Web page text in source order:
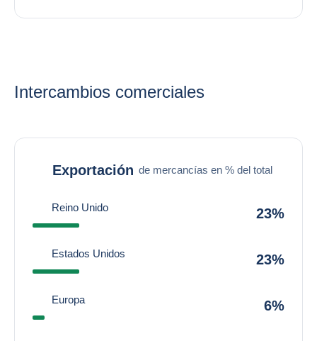
Intercambios comerciales
Exportación de mercancías en % del total
Reino Unido 23%
Estados Unidos 23%
Europa 6%